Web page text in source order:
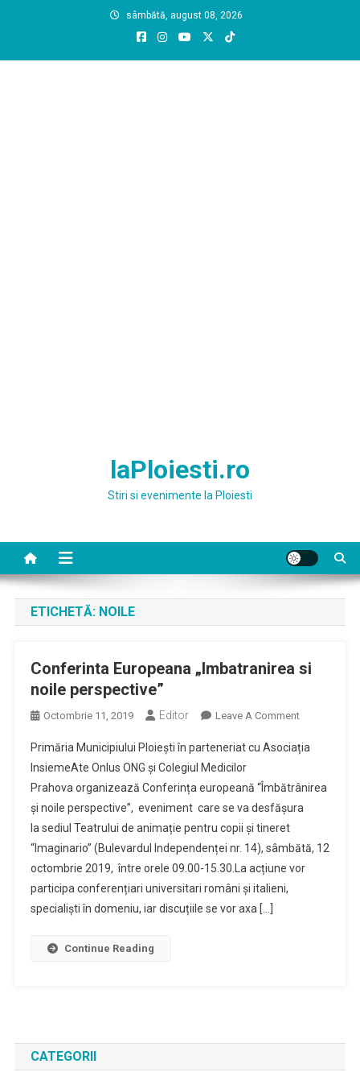
sâmbătă, august 08, 2026
laPloiesti.ro
Stiri si evenimente la Ploiesti
ETICHETĂ: NOILE
Conferinta Europeana „Imbatranirea si
noile perspective”
Octombrie 11, 2019 Editor Leave A CommentOn
Europeana
Si
Noile
Primăria Municipiului Ploiești în parteneriat cu Asociația
InsiemeAte Onlus ONG și Colegiul Medicilor
Prahova organizează Conferința europeană “Îmbătrânirea
și noile perspective”, eveniment care se va desfășura
la sediul Teatrului de animație pentru copii și tineret
“Imaginario” (Bulevardul Independenței nr. 14), sâmbătă, 12
octombrie 2019, între orele 09.00-15.30.La acțiune vor
participa conferențiari universitari români și italieni,
specialiști în domeniu, iar discuțiile se vor axa […]
Continue Reading
CATEGORII